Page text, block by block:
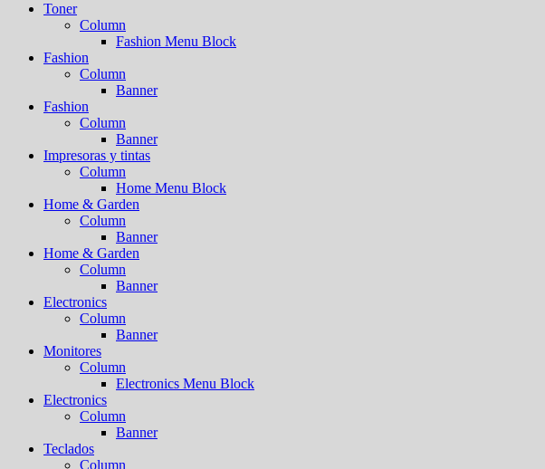
Toner
Column
Fashion Menu Block
Fashion
Column
Banner
Fashion
Column
Banner
Impresoras y tintas
Column
Home Menu Block
Home & Garden
Column
Banner
Home & Garden
Column
Banner
Electronics
Column
Banner
Monitores
Column
Electronics Menu Block
Electronics
Column
Banner
Teclados
Column